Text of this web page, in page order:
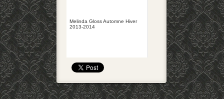
Melinda Gloss Automne Hiver
2013-2014